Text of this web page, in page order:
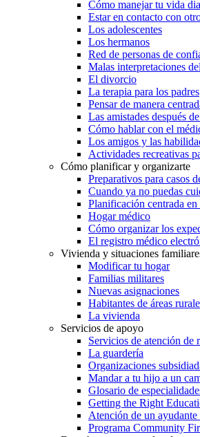
Cómo manejar tu vida
Estar en contacto con
Los adolescentes
Los hermanos
Red de personas de
Malas interpretaciones
El divorcio
La terapia para los padres
Pensar de manera
Las amistades después
Cómo hablar con el
Los amigos y las
Actividades recreativas
Cómo planificar y organizarte
Preparativos para casos
Cuando ya no puedas
Planificación centrada en
Hogar médico
Cómo organizar los
El registro médico
Vivienda y situaciones
Modificar tu hogar
Familias militares
Nuevas asignaciones
Habitantes de áreas
La vivienda
Servicios de apoyo
Servicios de atención de
La guardería
Organizaciones
Mandar a tu hijo a un
Glosario de
Getting the Right
Atención de un ayudante
Programa Community